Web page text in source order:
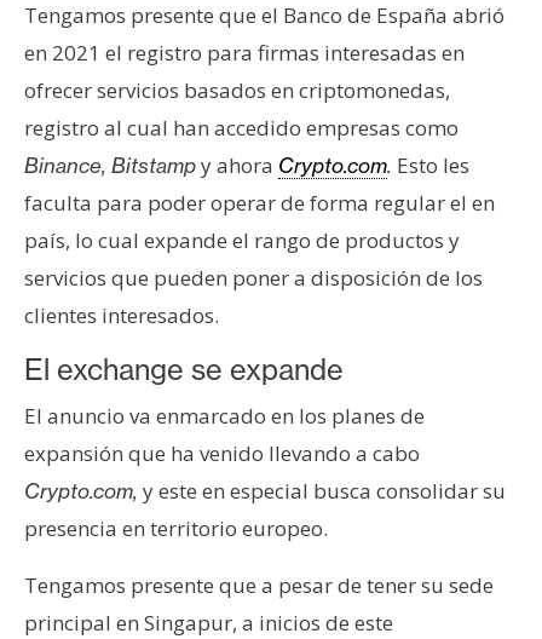
c
t
o
y
u
b
l
i
i
d
d
Tengamos presente que el Banco de España abrió
en 2021 el registro para firmas interesadas en
ofrecer servicios basados en criptomonedas,
registro al cual han accedido empresas como
Binance, Bitstampy ahora Crypto.com. Esto les
faculta para poder operar de forma regular el en
país, lo cual expande el rango de productos y
servicios que pueden poner a disposición de los
clientes interesados.
El exchange se expande
El anuncio va enmarcado en los planes de
expansión que ha venido llevando a cabo
Crypto.com, y este en especial busca consolidar su
presencia en territorio europeo.
Tengamos presente que a pesar de tener su sede
principal en Singapur, a inicios de este